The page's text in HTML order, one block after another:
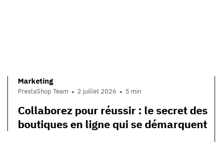
Marketing
PrestaShop Team 2 juillet 2026 5 min
Collaborez pour réussir : le secret des
boutiques en ligne qui se démarquent